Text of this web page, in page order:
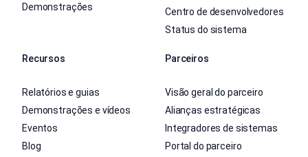
Demonstrações
Centro de desenvolvedores
Status do sistema
Recursos
Relatórios e guias
Demonstrações e vídeos
Eventos
Blog
Parceiros
Visão geral do parceiro
Alianças estratégicas
Integradores de sistemas
Portal do parceiro